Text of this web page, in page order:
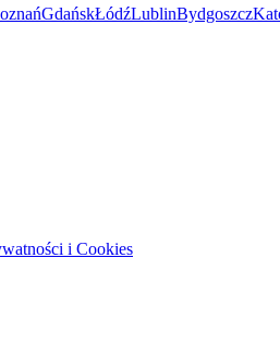
GdańskŁódźLublinBydgoszcz
i Cookies